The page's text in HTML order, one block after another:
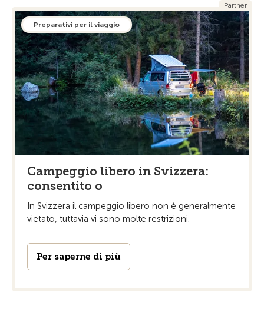
Partner
Preparativi per il viaggio
Campeggio libero in Svizzera:
consentito o
In Svizzera il campeggio libero non è generalmente
vietato, tuttavia vi sono molte restrizioni.
Per saperne di più